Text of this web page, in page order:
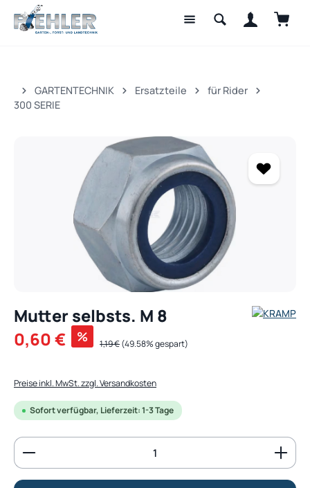
Zum Hauptinhalt springen
GARTENTECHNIK Ersatzteile
für Rider
300 SERIE
Bildergalerie überspringen
Mutter selbsts. M 8
Verkaufspreis:
0,60 € % Regulärer Preis:
1,19 €(49.58% gespart)
Preise inkl. MwSt. zzgl. Versandkosten
Sofort verfügbar, Lieferzeit: 1-3 Tage
Produkt Anzahl: Gib den gewünschten Wert ein